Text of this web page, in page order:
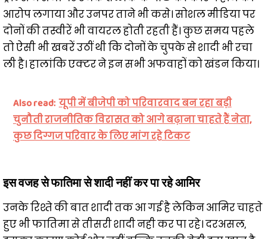
आरोप लगाया और उनपर ताने भी कसे। सोशल मीडिया पर
दोनों की तस्वीरें भी वायरल होती रहती हैं। कुछ समय पहले
तो ऐसी भी खबरें उठीं थी कि दोनों के चुपके से शादी भी रचा
ली है। हालांकि एक्टर ने इन सभी अफवाहों को खंडन किया।
Also read: यूपी में बीजेपी को परिवारवाद बन रहा बड़ी
चुनौती राजनीतिक विरासत को आगे बढ़ाना चाहते हैं नेता,
कुछ दिग्गज परिवार के लिए मांग रहे टिकट
इस वजह से फातिमा से शादी नहीं कर पा रहे आमिर
उनके रिश्ते की बात शादी तक आ गई है लेकिन आमिर चाहते
हुए भी फातिमा से तीसरी शादी नही कर पा रहे। दरअसल,